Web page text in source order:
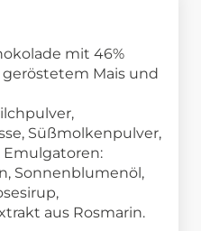
mit 46%
Mais und
Süßmolkenpulver,
Emulgatoren:
Sonnenblumenöl,
aus Rosmarin.